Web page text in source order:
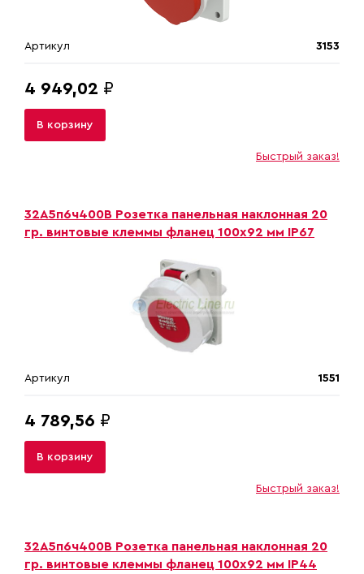
Артикул 3153
4 949,02 ₽
В корзину
Быстрый заказ!
32A5п6ч400B Розетка панельная наклонная 20
гр. винтовые клеммы фланец 100х92 мм IP67
Артикул 1551
4 789,56 ₽
В корзину
Быстрый заказ!
32A5п6ч400B Розетка панельная наклонная 20
гр. винтовые клеммы фланец 100х92 мм IP44